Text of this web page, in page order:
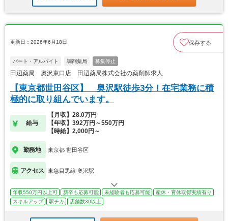
更新日：2026年6月18日 保存する
パート・アルバイト 調剤薬局 募集停止
田辺薬局 奥沢東口店 田辺薬局株式会社の薬剤師求人
【東京都世田谷区】 奥沢駅徒歩3分！在宅業務に積
極的に取り組んでいます。
給与
【月収】28.0万円
【年収】392万円～550万円
【時給】2,000円～
勤務地 東京都 世田谷区
アクセス 東急目黒線 奥沢駅
年収550万円以上可 新卒も応募可能 未経験者も応募可能
産休・育休取得実績有り
スキルアップ
駅チカ 店舗数30以上